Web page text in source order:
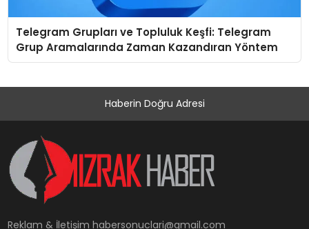
Telegram Grupları ve Topluluk Keşfi: Telegram
Grup Aramalarında Zaman Kazandıran Yöntem
Haberin Doğru Adresi
Reklam & İletişimhabersonuclari@gmail.com